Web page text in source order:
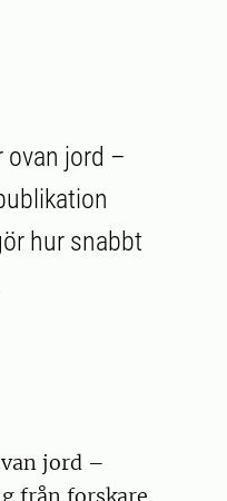
ovan jord –
hur snabbt
jord –